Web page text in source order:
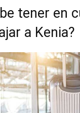
tener en
a Kenia?